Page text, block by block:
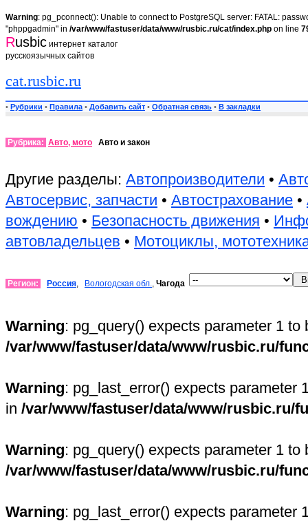
Warning: pg_pconnect(): Unable to connect to PostgreSQL server: FATAL:
"phppgadmin" in /var/www/fastuser/data/www/rusbic.ru/cat/index.php on line
Rusbic интернет каталог
русскоязычных сайтов
cat.rusbic.ru
• Рубрики • Правила • Добавить сайт • Обратная связь • В закладки
Рубрика: Авто, мото Авто и закон
Другие разделы: Автопроизводители •
Автосервис, запчасти • Автострахование •
вождению • Безопасность движения •
автовладельцев • Мотоциклы,
Регион: Россия, Вологодская обл., Чагода
Warning: pg_query() expects parameter 1
/var/www/fastuser/data/www/rusbic.ru/
Warning: pg_last_error() expects parameter
in /var/www/fastuser/data/www/rusbic.ru/
Warning: pg_query() expects parameter 1
/var/www/fastuser/data/www/rusbic.ru/
Warning: pg_last_error() expects parameter